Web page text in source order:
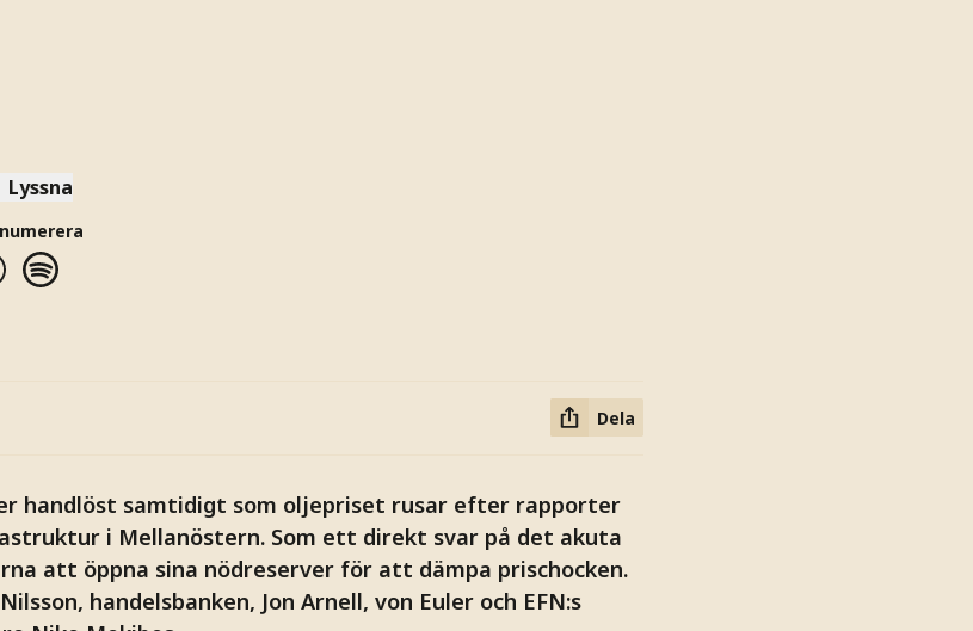
Lyssna
Dela
handlöst samtidigt som oljepriset rusar efter rapporter
i Mellanöstern. Som ett direkt svar på det akuta
att öppna sina nödreserver för att dämpa prischocken.
handelsbanken, Jon Arnell, von Euler och EFN:s